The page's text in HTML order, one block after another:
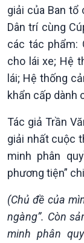
Xã hội
Tin Đời sống &
360 độ Sức khỏe
Chuyển đổi Xanh
Tài nguyên và
Chuyên gia của
Xã hội chuyển
Bước chân đến
giải của Ban tổ
Dân trí cùng
các tác phẩm:
cho lái xe; Hệ
lái; Hệ thống
khẩn cấp dành
Tác giả Trần
giải nhất cuộc
minh phân
phương tiện”
(Chủ đề của
ngàng”. Còn
minh phân